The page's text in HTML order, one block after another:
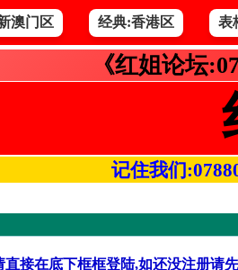
澳门区 经典:香港区 表
《红姐论坛
记住我们
直接在底下框框登陆,如还没注册请